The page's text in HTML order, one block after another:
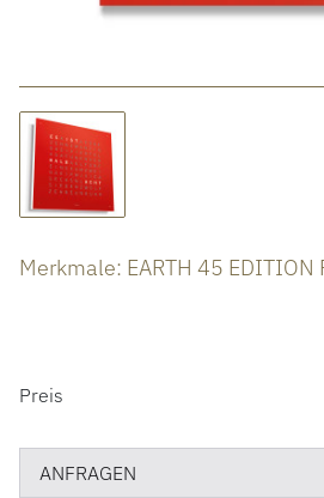
HOCHZEIT
ACCESSOIRES
ÜBER UNS
Merkmale: EARTH 45 EDITION
PREISINFORMATIONEN
Preis
ANFRAGEN